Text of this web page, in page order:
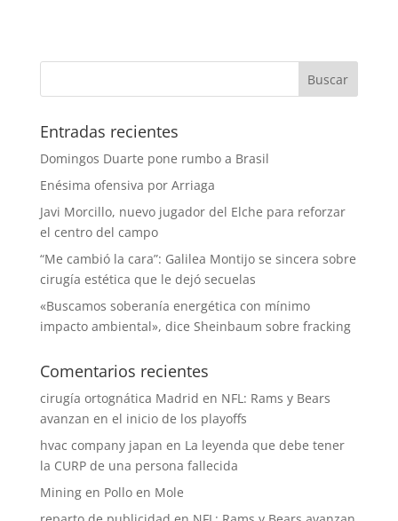
Entradas recientes
Domingos Duarte pone rumbo a Brasil
Enésima ofensiva por Arriaga
Javi Morcillo, nuevo jugador del Elche para reforzar
el centro del campo
“Me cambió la cara”: Galilea Montijo se sincera sobre
cirugía estética que le dejó secuelas
«Buscamos soberanía energética con mínimo
impacto ambiental», dice Sheinbaum sobre fracking
Comentarios recientes
cirugía ortognática Madrid en NFL: Rams y Bears
avanzan en el inicio de los playoffs
hvac company japan en La leyenda que debe tener
la CURP de una persona fallecida
Miningen Pollo en Mole